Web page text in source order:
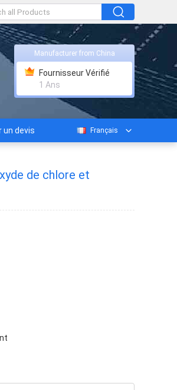
Manufacturer from China
Fournisseur Vérifié
1 Ans
un devis Français
de chlore et